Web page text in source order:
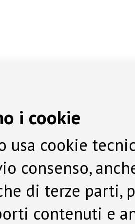
i cookie
usa cookie
consenso,
di terze parti,
contenuti e